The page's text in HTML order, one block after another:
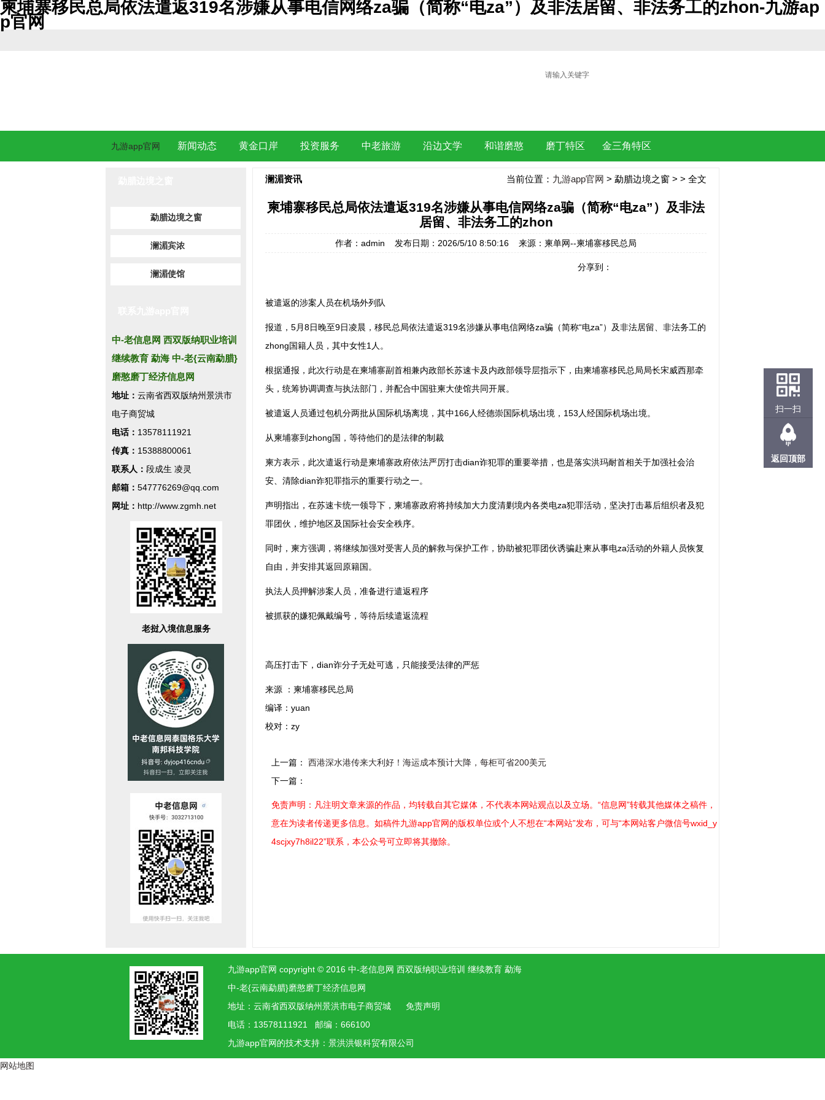
柬埔寨移民总局依法遣返319名涉嫌从事电信网络za骗（简称“电za”）及非法居留、非法务工的zhon-九游ap
p官网
九游app官网 新闻动态 黄金口岸 投资服务 中老旅游 沿边文学 和谐磨憨 磨丁特区 金三角特区
勐腊边境之窗
澜湄宾浓
澜湄使馆
中-老信息网 西双版纳职业培训
继续教育 勐海 中-老{云南勐腊}
磨憨磨丁经济信息网
地址： 云南省西双版纳州景洪市
电子商贸城
电话： 13578111921
传真： 15388800061
联系人： 段成生 凌灵
邮箱： 547776269@qq.com
网址： http://www.zgmh.net
老挝入境信息服务
澜湄资讯 当前位置： 九游app官网 > 勐腊边境之窗 > > 全文
柬埔寨移民总局依法遣返319名涉嫌从事电信网络za骗（简称“电za”）及非法
居留、非法务工的zhon
作者：admin 发布日期：2026/5/10 8:50:16 来源：柬单网--柬埔寨移民总局
分享到：
被遣返的涉案人员在机场外列队
报道，5月8日晚至9日凌晨，移民总局依法遣返319名涉嫌从事电信网络za骗（简称“电za”）及非法居留、非法务工的
zhong国籍人员，其中女性1人。
根据通报，此次行动是在柬埔寨副首相兼内政部长苏速卡及内政部领导层指示下，由柬埔寨移民总局局长宋威西那牵
头，统筹协调调查与执法部门，并配合中国驻柬大使馆共同开展。
被遣返人员通过包机分两批从国际机场离境，其中166人经德崇国际机场出境，153人经国际机场出境。
从柬埔寨到zhong国，等待他们的是法律的制裁
柬方表示，此次遣返行动是柬埔寨政府依法严厉打击dian诈犯罪的重要举措，也是落实洪玛耐首相关于加强社会治
安、清除dian诈犯罪指示的重要行动之一。
声明指出，在苏速卡统一领导下，柬埔寨政府将持续加大力度清剿境内各类电za犯罪活动，坚决打击幕后组织者及犯
罪团伙，维护地区及国际社会安全秩序。
同时，柬方强调，将继续加强对受害人员的解救与保护工作，协助被犯罪团伙诱骗赴柬从事电za活动的外籍人员恢复
自由，并安排其返回原籍国。
执法人员押解涉案人员，准备进行遣返程序
被抓获的嫌犯佩戴编号，等待后续遣返流程
高压打击下，dian诈分子无处可逃，只能接受法律的严惩
来源 ：柬埔寨移民总局
编译：yuan
校对：zy
上一篇： 西港深水港传来大利好！海运成本预计大降，每柜可省200美元
下一篇：
免责声明：凡注明文章来源的作品，均转载自其它媒体，不代表本网站观点以及立场。“信息网”转载其他媒体之稿件，
意在为读者传递更多信息。如稿件九游app官网的版权单位或个人不想在“本网站”发布，可与“本网站客户微信号wxid_y
4scjxy7h8il22”联系，本公众号可立即将其撤除。
九游app官网 copyright © 2016 中-老信息网 西双版纳职业培训 继续教育 勐海
中-老{云南勐腊}磨憨磨丁经济信息网
地址：云南省西双版纳州景洪市电子商贸城 免责声明
电话：13578111921 邮编：666100
九游app官网的技术支持：景洪洪银科贸有限公司
扫一扫
返回顶部
网站地图